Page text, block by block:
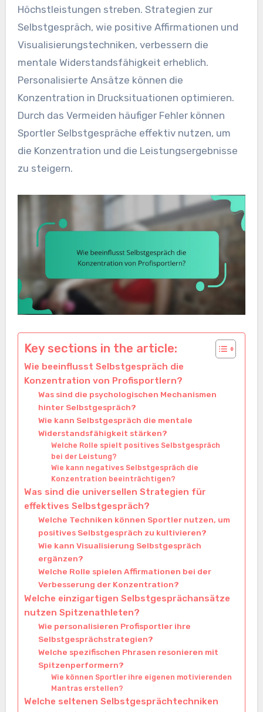
Höchstleistungen streben. Strategien zur
Selbstgespräch, wie positive Affirmationen und
Visualisierungstechniken, verbessern die
mentale Widerstandsfähigkeit erheblich.
Personalisierte Ansätze können die
Konzentration in Drucksituationen optimieren.
Durch das Vermeiden häufiger Fehler können
Sportler Selbstgespräche effektiv nutzen, um
die Konzentration und die Leistungsergebnisse
zu steigern.
Key sections in the article:
Wie beeinflusst Selbstgespräch die
Konzentration von Profisportlern?
Was sind die psychologischen Mechanismen
hinter Selbstgespräch?
Wie kann Selbstgespräch die mentale
Widerstandsfähigkeit stärken?
Welche Rolle spielt positives Selbstgespräch
bei der Leistung?
Wie kann negatives Selbstgespräch die
Konzentration beeinträchtigen?
Was sind die universellen Strategien für
effektives Selbstgespräch?
Welche Techniken können Sportler nutzen, um
positives Selbstgespräch zu kultivieren?
Wie kann Visualisierung Selbstgespräch
ergänzen?
Welche Rolle spielen Affirmationen bei der
Verbesserung der Konzentration?
Welche einzigartigen Selbstgesprächansätze
nutzen Spitzenathleten?
Wie personalisieren Profisportler ihre
Selbstgesprächstrategien?
Welche spezifischen Phrasen resonieren mit
Spitzenperformern?
Wie können Sportler ihre eigenen motivierenden
Mantras erstellen?
Welche seltenen Selbstgesprächtechniken